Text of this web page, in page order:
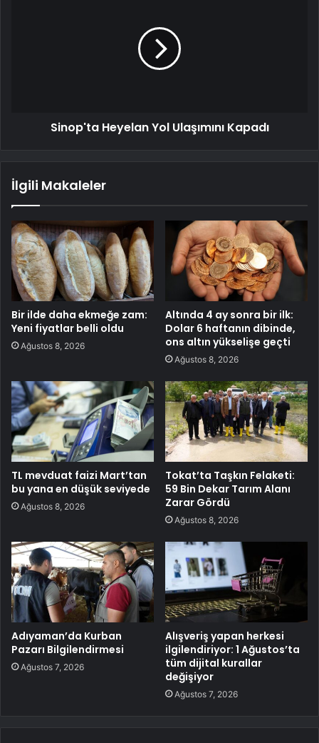
Sinop'ta Heyelan Yol Ulaşımını Kapadı
İlgili Makaleler
Bir ilde daha ekmeğe zam:
Yeni fiyatlar belli oldu
Ağustos 8, 2026
Altında 4 ay sonra bir ilk:
Dolar 6 haftanın dibinde,
ons altın yükselişe geçti
Ağustos 8, 2026
TL mevduat faizi Mart’tan
bu yana en düşük seviyede
Ağustos 8, 2026
Tokat’ta Taşkın Felaketi:
59 Bin Dekar Tarım Alanı
Zarar Gördü
Ağustos 8, 2026
Adıyaman’da Kurban
Pazarı Bilgilendirmesi
Ağustos 7, 2026
Alışveriş yapan herkesi
ilgilendiriyor: 1 Ağustos’ta
tüm dijital kurallar
değişiyor
Ağustos 7, 2026